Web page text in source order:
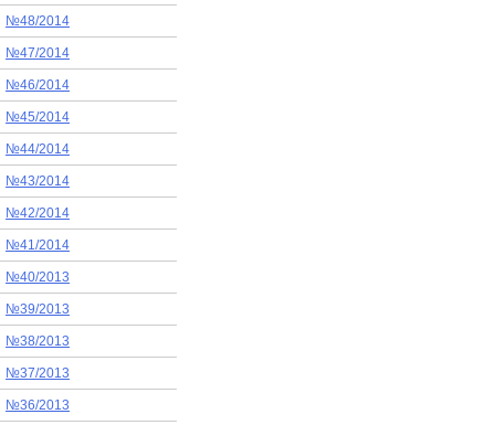
№48/2014
№47/2014
№46/2014
№45/2014
№44/2014
№43/2014
№42/2014
№41/2014
№40/2013
№39/2013
№38/2013
№37/2013
№36/2013